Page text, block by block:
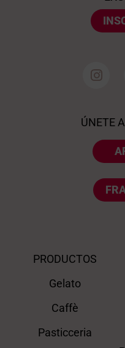
ÚNETE
PRODUCTOS
Gelato
Caffè
Pasticceria